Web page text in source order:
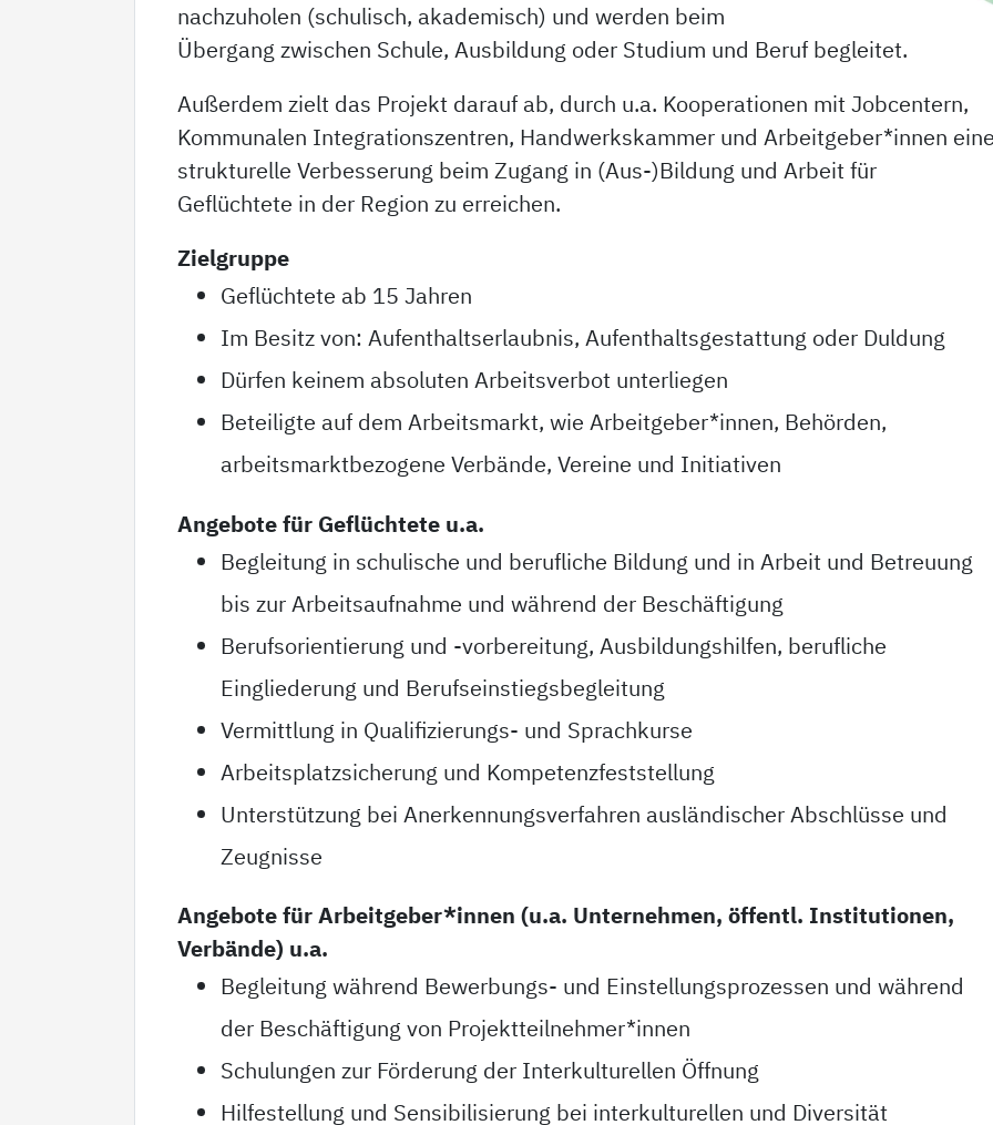
nachzuholen (schulisch, akademisch) und werden beim
Übergang zwischen Schule, Ausbildung oder Studium und Beruf begleitet.
Außerdem zielt das Projekt darauf ab, durch u.a. Kooperationen mit Jobcentern,
Kommunalen Integrationszentren, Handwerkskammer und Arbeitgeber*innen
strukturelle Verbesserung beim Zugang in (Aus-)Bildung und Arbeit für
Geflüchtete in der Region zu erreichen.
Zielgruppe
Geflüchtete ab 15 Jahren
Im Besitz von: Aufenthaltserlaubnis, Aufenthaltsgestattung oder Duldung
Dürfen keinem absoluten Arbeitsverbot unterliegen
Beteiligte auf dem Arbeitsmarkt, wie Arbeitgeber*innen, Behörden,
arbeitsmarktbezogene Verbände, Vereine und Initiativen
Angebote für Geflüchtete u.a.
Begleitung in schulische und berufliche Bildung und in Arbeit und Betreuung
bis zur Arbeitsaufnahme und während der Beschäftigung
Berufsorientierung und -vorbereitung, Ausbildungshilfen, berufliche
Eingliederung und Berufseinstiegsbegleitung
Vermittlung in Qualifizierungs- und Sprachkurse
Arbeitsplatzsicherung und Kompetenzfeststellung
Unterstützung bei Anerkennungsverfahren ausländischer Abschlüsse und
Zeugnisse
Angebote für Arbeitgeber*innen (u.a. Unternehmen, öffentl. Institutionen,
Verbände) u.a.
Begleitung während Bewerbungs- und Einstellungsprozessen und während
der Beschäftigung von Projektteilnehmer*innen
Schulungen zur Förderung der Interkulturellen Öffnung
Hilfestellung und Sensibilisierung bei interkulturellen und Diversität